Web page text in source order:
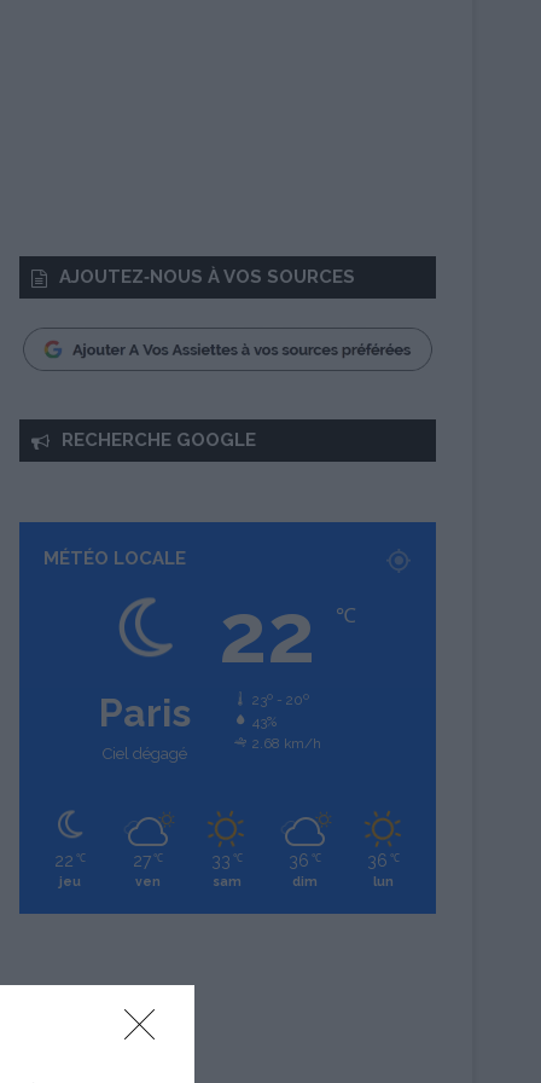
AJOUTEZ‑NOUS À VOS SOURCES
RECHERCHE GOOGLE
MÉTÉO LOCALE
Paris
Ciel dégagé
22 ℃
23º - 20º
43%
2.68 km/h
22 ℃
jeu
27 ℃
ven
33 ℃
sam
36 ℃
dim
36 ℃
lun